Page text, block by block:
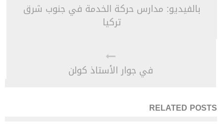
بالفيديو: مدارس حركة الخدمة في جنوب شرق
تركيا
في جوار الأستاذ كولن
RELATED POSTS